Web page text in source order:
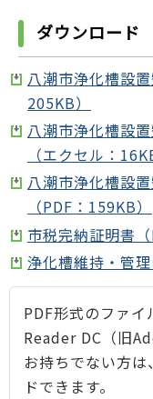
ダウンロード
八潮市浄化槽設
205KB）
八潮市浄化槽設
（エクセル：
八潮市浄化槽設
（PDF：159KB）
市税完納証明書（
浄化槽維持・管
PDF形式のファ
Reader DC（旧
お持ちでない方
ドできます。